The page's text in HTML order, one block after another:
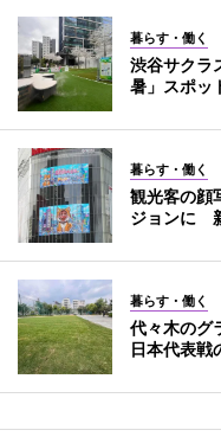
暮らす・働く
渋谷サクラ
暑」スポッ
暮らす・働く
観光客の顔
ジョンに
暮らす・働く
代々木のグ
日本代表戦